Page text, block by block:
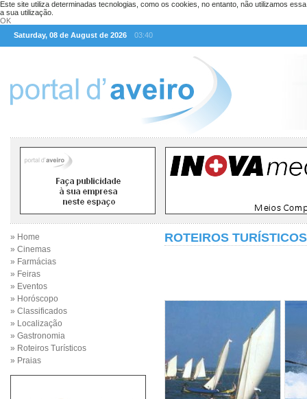
Este site utiliza determinadas tecnologias, como os cookies, no entanto, não utilizamos
a sua utilização.
OK
Saturday, 08 de August de 2026
03:40
» Home
» Cinemas
» Farmácias
» Feiras
» Eventos
» Horóscopo
» Classificados
» Localização
» Gastronomia
» Roteiros Turísticos
» Praias
ROTEIROS TURÍSTICOS